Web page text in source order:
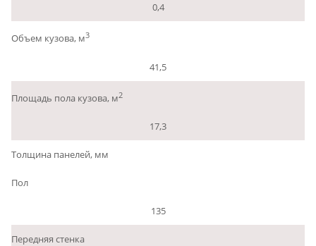
0,4
Объем кузова, м3
41,5
Площадь пола кузова, м2
17,3
Толщина панелей, мм
Пол
135
Передняя стенка